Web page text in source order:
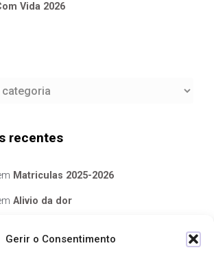
Gerir o Consentimento
Vida 2026
recentes
Matriculas 2025-2026
Alivio da dor
Serra